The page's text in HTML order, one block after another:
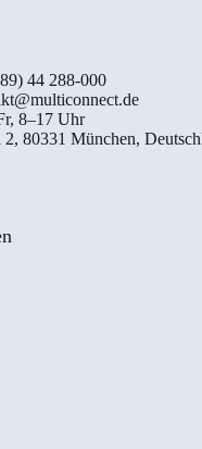
44 288-000
8–17 Uhr
2, 80331 München,